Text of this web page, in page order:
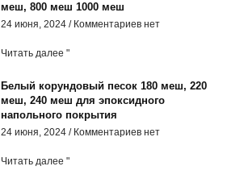
меш, 800 меш 1000 меш
24 июня, 2024 Комментариев нет
Читать далее "
Белый корундовый песок 180 меш, 220
меш, 240 меш для эпоксидного
напольного покрытия
24 июня, 2024 Комментариев нет
Читать далее "